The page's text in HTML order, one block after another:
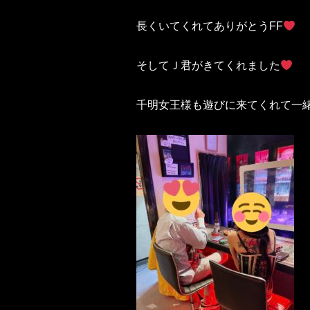
長くいてくれてありがとうFF
そしてＪ君がきてくれました
千明女王様も遊びに来てくれて一